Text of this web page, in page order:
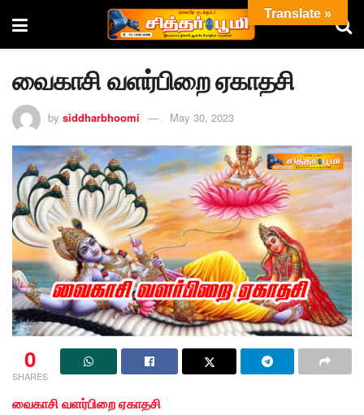
வைகாசி வளர்பிறை ஏகாதசி
by siddharbhoomi May 30, 2023
0
SHARES
வைகாசி வளர்பிறை ஏகாதசி
Translate »